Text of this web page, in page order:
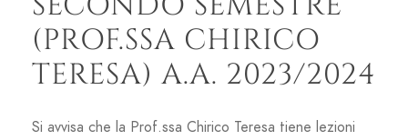
(PROF.SSA CHIRICO
TERESA) A.A. 2023/2024
Si avvisa che la Prof.ssa Chirico Teresa tiene lezioni